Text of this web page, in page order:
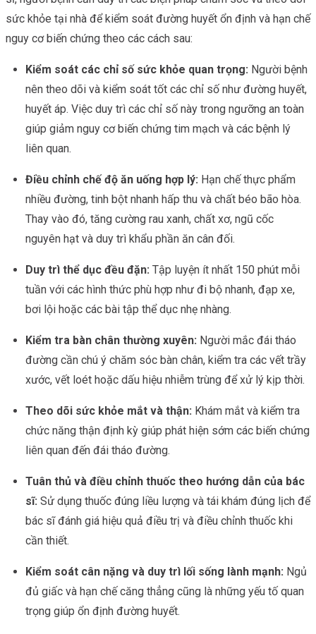
sức khỏe tại nhà để kiểm soát đường huyết ổn định và hạn chế
nguy cơ biến chứng theo các cách sau:
Kiểm soát các chỉ số sức khỏe quan trọng: Người bệnh
nên theo dõi và kiểm soát tốt các chỉ số như đường huyết,
huyết áp. Việc duy trì các chỉ số này trong ngưỡng an toàn
giúp giảm nguy cơ biến chứng tim mạch và các bệnh lý
liên quan.
Điều chỉnh chế độ ăn uống hợp lý: Hạn chế thực phẩm
nhiều đường, tinh bột nhanh hấp thu và chất béo bão hòa.
Thay vào đó, tăng cường rau xanh, chất xơ, ngũ cốc
nguyên hạt và duy trì khẩu phần ăn cân đối.
Duy trì thể dục đều đặn: Tập luyện ít nhất 150 phút mỗi
tuần với các hình thức phù hợp như đi bộ nhanh, đạp xe,
bơi lội hoặc các bài tập thể dục nhẹ nhàng.
Kiểm tra bàn chân thường xuyên: Người mắc đái tháo
đường cần chú ý chăm sóc bàn chân, kiểm tra các vết trầy
xước, vết loét hoặc dấu hiệu nhiễm trùng để xử lý kịp thời.
Theo dõi sức khỏe mắt và thận: Khám mắt và kiểm tra
chức năng thận định kỳ giúp phát hiện sớm các biến chứng
liên quan đến đái tháo đường.
Tuân thủ và điều chỉnh thuốc theo hướng dẫn của bác
sĩ: Sử dụng thuốc đúng liều lượng và tái khám đúng lịch để
bác sĩ đánh giá hiệu quả điều trị và điều chỉnh thuốc khi
cần thiết.
Kiểm soát cân nặng và duy trì lối sống lành mạnh: Ngủ
đủ giấc và hạn chế căng thẳng cũng là những yếu tố quan
trọng giúp ổn định đường huyết.